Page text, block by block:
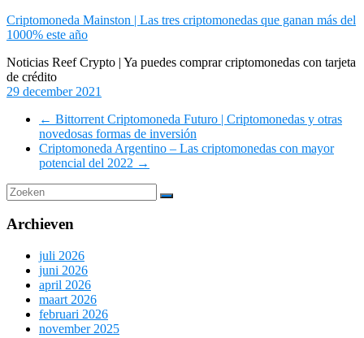
Criptomoneda Mainston | Las tres criptomonedas que ganan más del
1000% este año
Noticias Reef Crypto | Ya puedes comprar criptomonedas con tarjeta
de crédito
29 december 2021
← Bittorrent Criptomoneda Futuro | Criptomonedas y otras
novedosas formas de inversión
Criptomoneda Argentino – Las criptomonedas con mayor
potencial del 2022 →
Archieven
juli 2026
juni 2026
april 2026
maart 2026
februari 2026
november 2025